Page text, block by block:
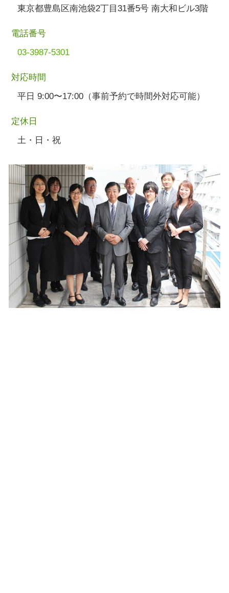
東京都豊島区南池袋2丁目31番5号 南大和ビル3階
電話番号
03-3987-5301
対応時間
平日 9:00〜17:00（事前予約で時間外対応可能）
定休日
土・日・祝